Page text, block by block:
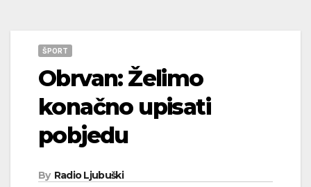
ŠPORT
Obrvan: Želimo
konačno upisati
pobjedu
By Radio Ljubuški